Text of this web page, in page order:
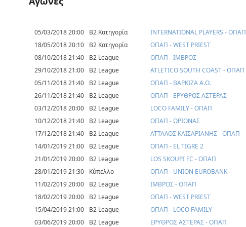
05/03/2018 20:00 Β2 Κατηγορία INTERNATIONAL PLAYERS - ΟΠΑΠ
18/05/2018 20:10
Β2 Κατηγορία ΟΠΑΠ - WEST PRIEST
08/10/2018 21:40
B2 League ΟΠΑΠ - ΙΜΒΡΟΣ
29/10/2018 21:00
B2 League ATLETICO SOUTH COAST - ΟΠΑΠ
05/11/2018 21:40
B2 League ΟΠΑΠ - ΒΑΡΚΙΖΑ Α.Ο.
26/11/2018 21:40
B2 League ΟΠΑΠ - ΕΡΥΘΡΟΣ ΑΣΤΕΡΑΣ
03/12/2018 20:00
B2 League LOCO FAMILY - ΟΠΑΠ
10/12/2018 21:40
B2 League ΟΠΑΠ - ΩΡΙΩΝΑΣ
17/12/2018 21:40
B2 League ΑΤΤΑΛΟΣ ΚΑΙΣΑΡΙΑΝΗΣ - ΟΠΑΠ
14/01/2019 21:00
B2 League ΟΠΑΠ - EL TIGRE 2
21/01/2019 20:00
B2 League LOS SKOUPI FC - ΟΠΑΠ
28/01/2019 21:30
Κύπελλο ΟΠΑΠ - UNION EUROBANK
11/02/2019 20:00
B2 League ΙΜΒΡΟΣ - ΟΠΑΠ
18/02/2019 20:00
B2 League ΟΠΑΠ - WEST PRIEST
15/04/2019 21:00
B2 League ΟΠΑΠ - LOCO FAMILY
03/06/2019 20:00
B2 League ΕΡΥΘΡΟΣ ΑΣΤΕΡΑΣ - ΟΠΑΠ